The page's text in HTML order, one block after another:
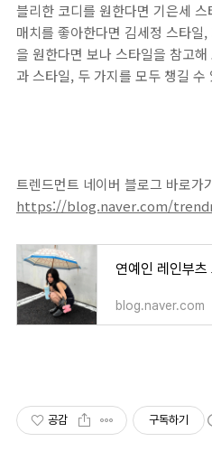
블리한 코디를 원한다면 기은세
매치를 좋아한다면 김세정 스타일
을 원한다면 보나 스타일을 참고
과 스타일, 두 가지를 모두 챙길 수
트렌드먼트 네이버 블로그 바로가
https://blog.naver.com/
blog.naver.com
공감 구독하기